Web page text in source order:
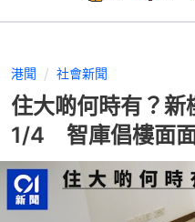
港聞 社會新聞
住大啲何時有？
1/4 智庫倡樓面